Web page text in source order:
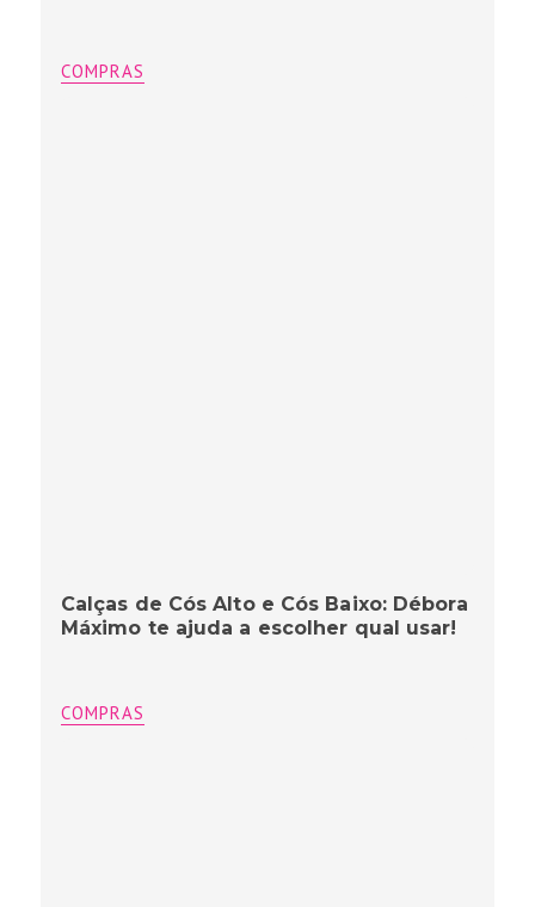
COMPRAS
Calças de Cós Alto e Cós Baixo: Débora
Máximo te ajuda a escolher qual usar!
COMPRAS